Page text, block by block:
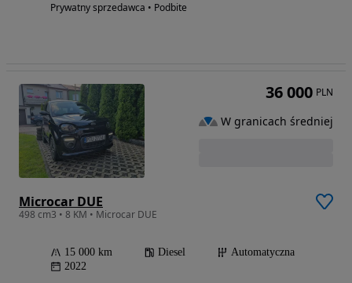
Prywatny sprzedawca • Podbite
Microcar DUE
498 cm3 • 8 KM • Microcar DUE
15 000 km Diesel
Automatyczna
2022
36 000 PLN
W granicach średniej